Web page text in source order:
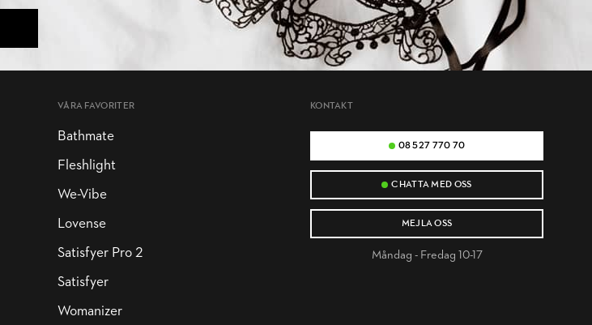
KONTAKT
08 527 770 70
CHATTA MED OSS
MEJLA OSS
Måndag - Fredag 10-17
VÅRA FAVORITER
Bathmate
Fleshlight
We-Vibe
Lovense
Satisfyer Pro 2
Satisfyer
Womanizer